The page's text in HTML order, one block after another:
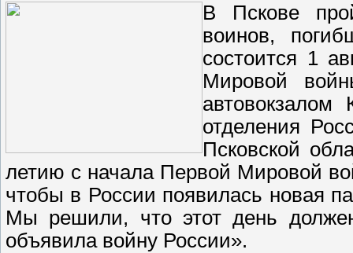
В Пскове
воинов,
состоится 1
Мировой
автовокзалом
отделения
Псковской
летию с начала Первой Мировой
чтобы в России появилась новая
Мы решили, что этот день
объявила войну России».